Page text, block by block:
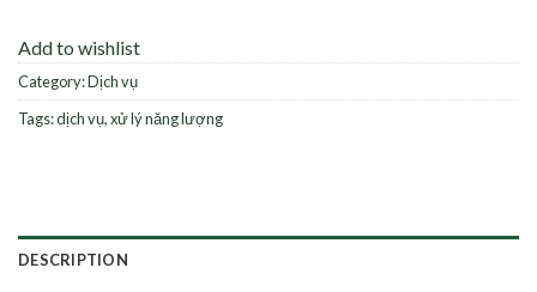
Add to wishlist
Category:Dịch vụ
Tags:dịch vụ,xử lý năng lượng
DESCRIPTION